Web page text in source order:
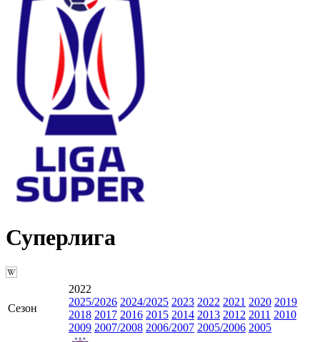
Суперлига
Сезон
2022
2025/2026 2024/2025 2023 2022 2021 2020 2019
2018 2017 2016 2015 2014 2013 2012 2011 2010
2009 2007/2008 2006/2007 2005/2006 2005